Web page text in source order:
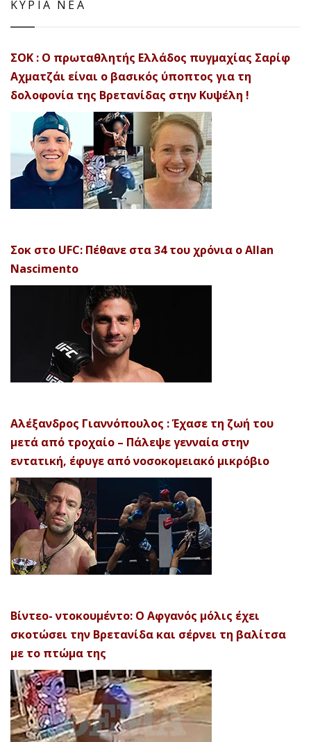
ΚΥΡΙΑ ΝΕΑ
ΣΟΚ : Ο πρωταθλητής Ελλάδος πυγμαχίας Σαρίφ
Αχματζάι είναι ο βασικός ύποπτος για τη
δολοφονία της Βρετανίδας στην Κυψέλη !
Σοκ στο UFC: Πέθανε στα 34 του χρόνια ο Allan
Nascimento
Αλέξανδρος Γιαννόπουλος : Έχασε τη ζωή του
μετά από τροχαίο – Πάλεψε γενναία στην
εντατική, έφυγε από νοσοκομειακό μικρόβιο
Βίντεο- ντοκουμέντο: Ο Αφγανός μόλις έχει
σκοτώσει την Βρετανίδα και σέρνει τη βαλίτσα
με το πτώμα της